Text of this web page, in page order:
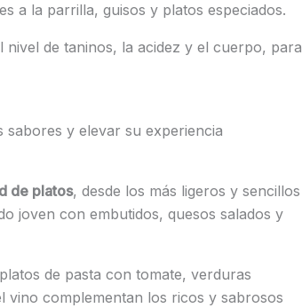
a la parrilla, guisos y platos especiados.
de taninos, la acidez y el cuerpo, para
sabores y elevar su experiencia
de platos, desde los más ligeros y sencillos
joven con embutidos, quesos salados y
de pasta con tomate, verduras
vino complementan los ricos y sabrosos